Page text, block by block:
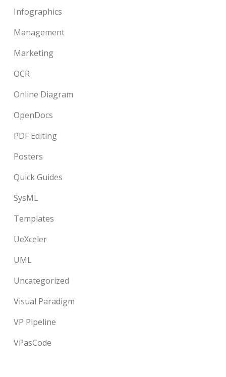
Infographics
Management
Marketing
OCR
Online Diagram
OpenDocs
PDF Editing
Posters
Quick Guides
SysML
Templates
UeXceler
UML
Uncategorized
Visual Paradigm
VP Pipeline
VPasCode